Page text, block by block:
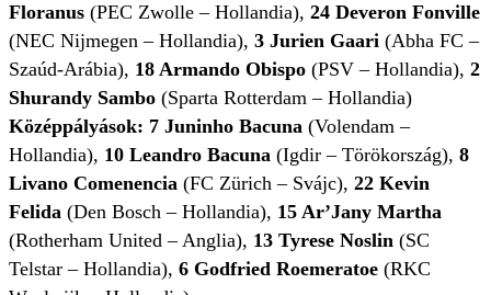
Floranus (PEC Zwolle – Hollandia), 24 Deveron Fonville
(NEC Nijmegen – Hollandia), 3 Jurien Gaari (Abha FC –
Szaúd-Arábia), 18 Armando Obispo (PSV – Hollandia), 2
Shurandy Sambo (Sparta Rotterdam – Hollandia)
Középpályások: 7 Juninho Bacuna (Volendam –
Hollandia), 10 Leandro Bacuna (Igdir – Törökország), 8
Livano Comenencia (FC Zürich – Svájc), 22 Kevin
Felida (Den Bosch – Hollandia), 15 Ar’Jany Martha
(Rotherham United – Anglia), 13 Tyrese Noslin (SC
Telstar – Hollandia), 6 Godfried Roemeratoe (RKC